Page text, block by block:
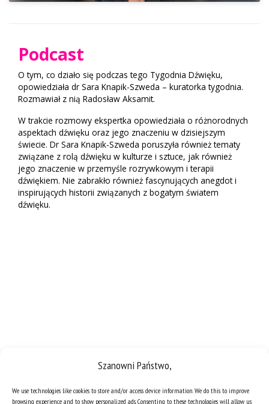
Szanowni Państwo,
We use technologies like cookies to store and/or access device information. We do this to improve
browsing experience and to show personalized ads. Consenting to these technologies will allow us
Podcast
O tym, co działo się podczas tego Tygodnia Dźwięku,
opowiedziała dr Sara Knapik-Szweda – kuratorka tygodnia.
Rozmawiał z nią Radosław Aksamit.
W trakcie rozmowy ekspertka opowiedziała o różnorodnych
aspektach dźwięku oraz jego znaczeniu w dzisiejszym
świecie. Dr Sara Knapik-Szweda poruszyła również tematy
związane z rolą dźwięku w kulturze i sztuce, jak również
jego znaczenie w przemyśle rozrywkowym i terapii
dźwiękiem. Nie zabrakło również fascynujących anegdot i
inspirujących historii związanych z bogatym światem
dźwięku.
Badania naukowe